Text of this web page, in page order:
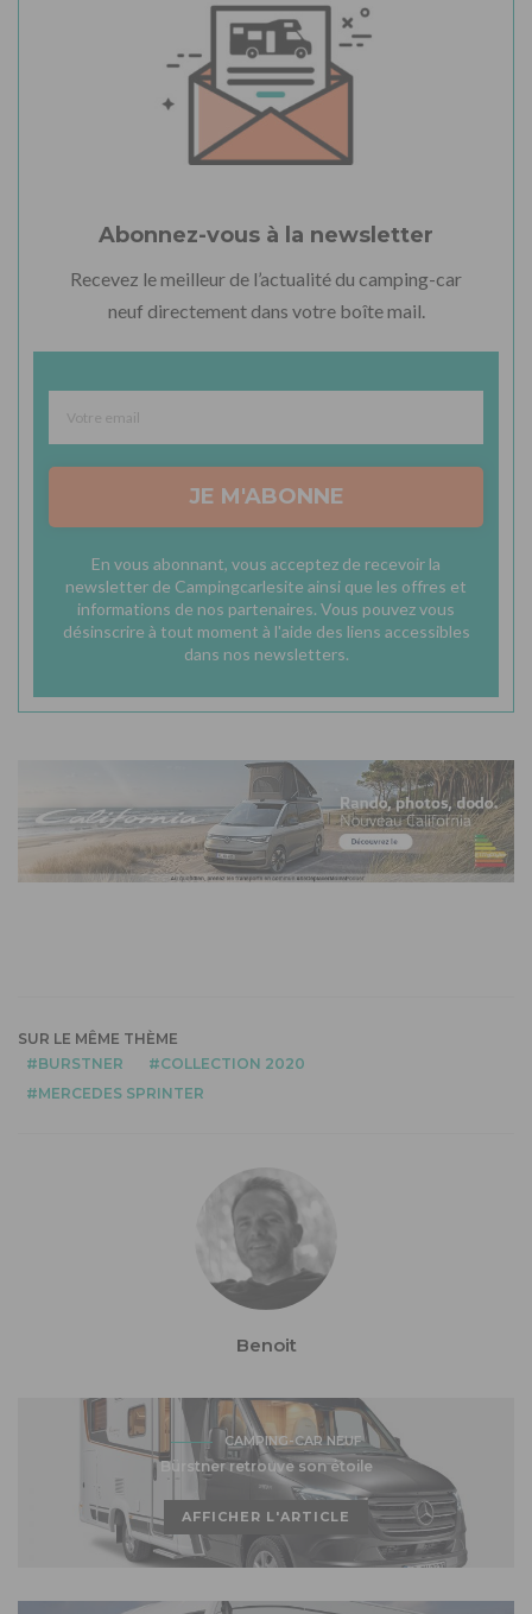
Abonnez-vous à la newsletter
Recevez le meilleur de l’actualité du camping-car
neuf directement dans votre boîte mail.
JE M'ABONNE
En vous abonnant, vous acceptez de recevoir la
newsletter de Campingcarlesite ainsi que les offres et
informations de nos partenaires. Vous pouvez vous
désinscrire à tout moment à l'aide des liens accessibles
dans nos newsletters.
SUR LE MÊME THÈME
BURSTNER
COLLECTION 2020
MERCEDES SPRINTER
Benoit
CAMPING-CAR NEUF
Bürstner retrouve son étoile
AFFICHER L'ARTICLE